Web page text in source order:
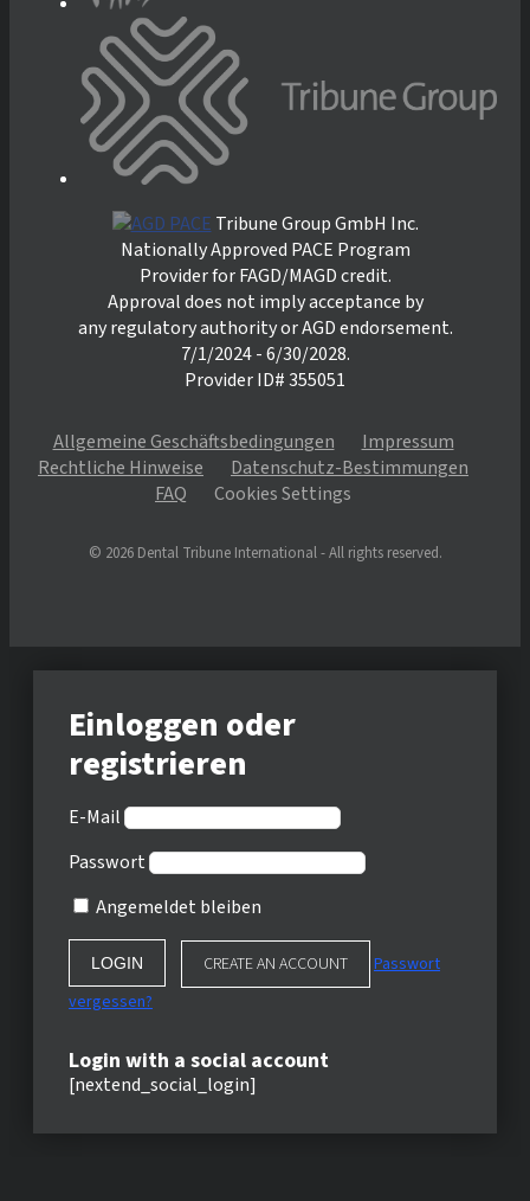
Tribune Group GmbH Inc.
Nationally Approved PACE Program
Provider for FAGD/MAGD credit.
Approval does not imply acceptance by
any regulatory authority or AGD endorsement.
7/1/2024 - 6/30/2028.
Provider ID# 355051
Allgemeine Geschäftsbedingungen
Impressum
Rechtliche Hinweise
Datenschutz-Bestimmungen
FAQ
Cookies Settings
© 2026 Dental Tribune International - All rights reserved.
Einloggen oder
registrieren
E-Mail
Passwort
Angemeldet bleiben
CREATE AN ACCOUNT
Passwort
vergessen?
Login with a social account
[nextend_social_login]